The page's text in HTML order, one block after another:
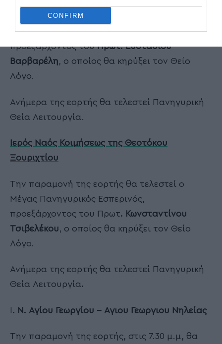
CONFIRM
Την παραμονή της εορτής θα τελεστεί ο
Μέγας Πανηγυρικός Εσπερινός,
προεξάρχοντος τουΠρωτ. Ευσταθίου
Βαρβαρέλη, ο οποίος θα κηρύξει τον Θείο
Λόγο.
Ανήμερα της εορτής θα τελεστεί Πανηγυρική
Θεία Λειτουργία.
Ιερός Ναός Κοιμήσεως της Θεοτόκου
Ξουριχτίου
Την παραμονή της εορτής θα τελεστεί ο
Μέγας Πανηγυρικός Εσπερινός,
προεξάρχοντος του Πρωτ. Κωνσταντίνου
Τσιβελέκου, ο οποίος θα κηρύξει τον Θείο
Λόγο.
Ανήμερα της εορτής θα τελεστεί Πανηγυρική
Θεία Λειτουργία.
Ι. Ν. Αγίου Γεωργίου – Αγιου Γεωργιου Νηλείας
Την παραμονή της εορτής, στις 7.30 μ.μ, θα